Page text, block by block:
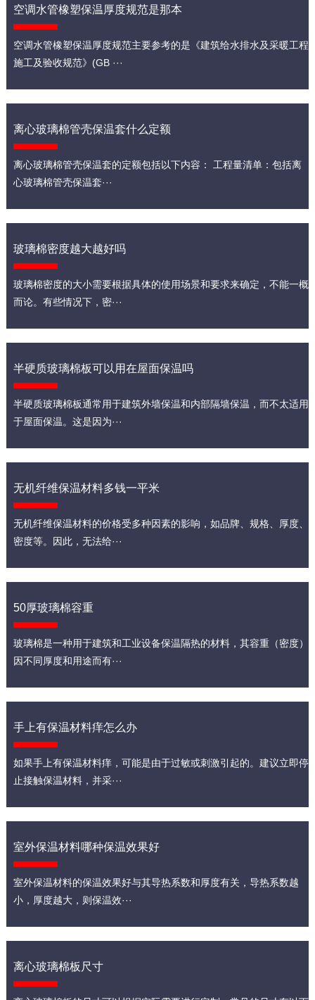
空调水管橡塑保温厚度规范是那本
空调水管橡塑保温厚度规范主要参考的是《建筑给水排水及采暖工程
施工及验收规范》(GB ···
离心玻璃棉管壳保温套什么定额
离心玻璃棉管壳保温套的定额包括以下内容： 工程量清单：包括离
心玻璃棉管壳保温套···
玻璃棉密度越大越好吗
玻璃棉密度的大小需要根据具体的使用场景和要求来确定，不能一概
而论。有些情况下，密···
半硬质玻璃棉板可以用在屋面保温吗
半硬质玻璃棉板通常用于建筑外墙保温和内部隔墙保温，而不太适用
于屋面保温。这是因为···
无机纤维保温材料多钱一平米
无机纤维保温材料的价格受多种因素的影响，如品牌、规格、厚度、
密度等。因此，无法给···
50厚玻璃棉容重
玻璃棉是一种用于建筑和工业设备保温隔热的材料，其容重（密度）
因不同厚度和用途而有···
手上有保温材料痒怎么办
如果手上有保温材料痒，可能是由于过敏或刺激引起的。建议立即停
止接触保温材料，并采···
室外保温材料哪种保温效果好
室外保温材料的保温效果好与其导热系数和厚度有关，导热系数越
小，厚度越大，则保温效···
离心玻璃棉板尺寸